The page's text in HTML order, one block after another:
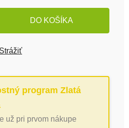
DO KOŠÍKA
Strážiť
program Zlatá
už pri prvom nákupe